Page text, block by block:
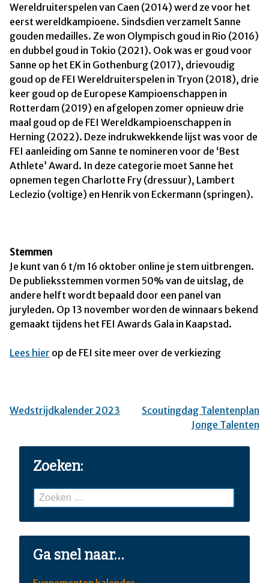
Wereldruiterspelen van Caen (2014) werd ze voor het
eerst wereldkampioene. Sindsdien verzamelt Sanne
gouden medailles. Ze won Olympisch goud in Rio (2016)
en dubbel goud in Tokio (2021). Ook was er goud voor
Sanne op het EK in Gothenburg (2017), drievoudig
goud op de FEI Wereldruiterspelen in Tryon (2018), drie
keer goud op de Europese Kampioenschappen in
Rotterdam (2019) en afgelopen zomer opnieuw drie
maal goud op de FEI Wereldkampioenschappen in
Herning (2022). Deze indrukwekkende lijst was voor de
FEI aanleiding om Sanne te nomineren voor de ‘Best
Athlete’ Award. In deze categorie moet Sanne het
opnemen tegen Charlotte Fry (dressuur), Lambert
Leclezio (voltige) en Henrik von Eckermann (springen).
Stemmen
Je kunt van 6 t/m 16 oktober online je stem uitbrengen.
De publieksstemmen vormen 50% van de uitslag, de
andere helft wordt bepaald door een panel van
juryleden. Op 13 november worden de winnaars bekend
gemaakt tijdens het FEI Awards Gala in Kaapstad.
Lees hier op de FEI site meer over de verkiezing
Bericht
navigatie
Wedstrijdkalender 2023
Scoutingdag Talentenplan
Jonge Talenten
Zoeken:
Zoeken
naar:
Ga snel naar…